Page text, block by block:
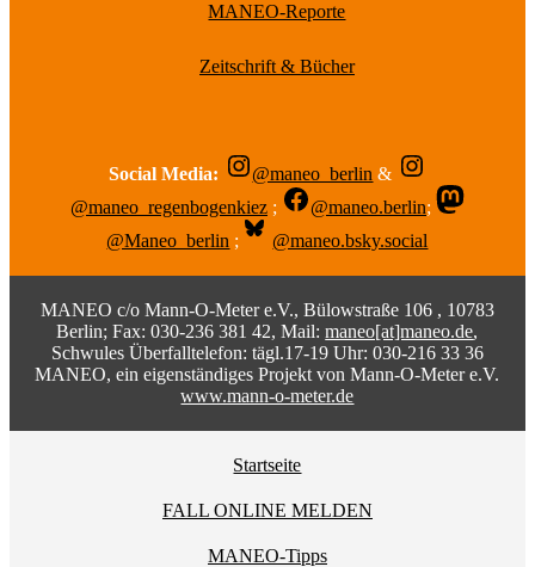
MANEO-Reporte
Zeitschrift & Bücher
Social Media: @maneo_berlin &
@maneo_regenbogenkiez ; @maneo.berlin;
@Maneo_berlin ; @maneo.bsky.social
MANEO c/o Mann-O-Meter e.V., Bülowstraße 106 , 10783
Berlin; Fax: 030-236 381 42, Mail:maneo[at]maneo.de,
Schwules Überfalltelefon: tägl.17-19 Uhr: 030-216 33 36
MANEO, ein eigenständiges Projekt von Mann-O-Meter e.V.
www.mann-o-meter.de
Startseite
FALL ONLINE MELDEN
MANEO-Tipps